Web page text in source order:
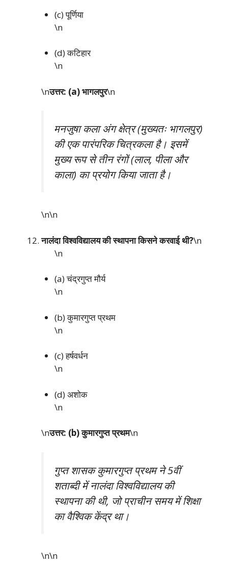
(c) पूर्णिया
\n
(d) कटिहार
\n
\nउत्तर: (a) भागलपुर\n
मनजुषा कला अंग क्षेत्र (मुख्यतः भागलपुर)
की एक पारंपरिक चित्रकला है। इसमें
मुख्य रूप से तीन रंगों (लाल, पीला और
काला) का प्रयोग किया जाता है।
\n\n
नालंदा विश्वविद्यालय की स्थापना किसने करवाई थी?\n
\n
(a) चंद्रगुप्त मौर्य
\n
(b) कुमारगुप्त प्रथम
\n
(c) हर्षवर्धन
\n
(d) अशोक
\n
\nउत्तर: (b) कुमारगुप्त प्रथम\n
गुप्त शासक कुमारगुप्त प्रथम ने 5वीं
शताब्दी में नालंदा विश्वविद्यालय की
स्थापना की थी, जो प्राचीन समय में शिक्षा
का वैश्विक केंद्र था।
\n\n